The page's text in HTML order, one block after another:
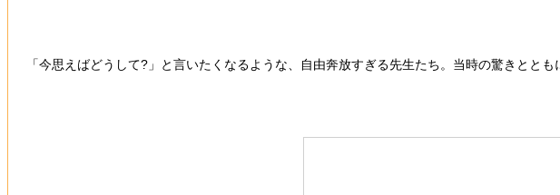
「今思えばどうして?」と言いたくなるような、自由奔放すぎる先生たち。当時の驚きとと